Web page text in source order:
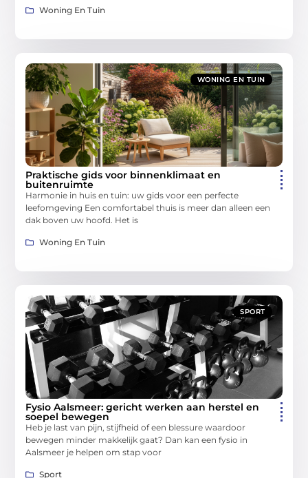
Woning En Tuin
WONING EN TUIN
Praktische gids voor binnenklimaat en
buitenruimte
Harmonie in huis en tuin: uw gids voor een perfecte
leefomgeving Een comfortabel thuis is meer dan alleen een
dak boven uw hoofd. Het is
Woning En Tuin
SPORT
Fysio Aalsmeer: gericht werken aan herstel en
soepel bewegen
Heb je last van pijn, stijfheid of een blessure waardoor
bewegen minder makkelijk gaat? Dan kan een fysio in
Aalsmeer je helpen om stap voor
Sport